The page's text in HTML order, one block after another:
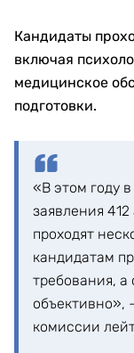
Кандидаты
включая
медицинское
подготовки.
«В этом году
заявления
проходят
кандидатам
требования, а
объективно»,
комиссии